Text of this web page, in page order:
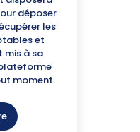
déposer
les
et
mis à sa
moment.